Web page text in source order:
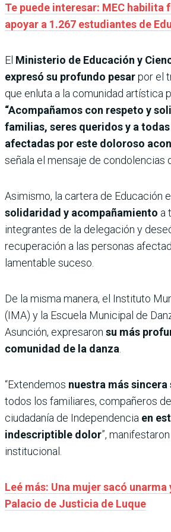
Te puede interesar: MEC habilita
apoyar a 1.267 estudiantes de
El Ministerio de Educación y
expresó su profundo pesarpor el
que enluta a la comunidad artística
“Acompañamos con respeto y
familias, seres queridos y a
afectadas por este doloroso
señala el mensaje de condolencias
Asimismo, la cartera de Educación
solidaridad y acompañamiento a
integrantes de la delegación y
recuperación a las personas
lamentable suceso.
De la misma manera, el Instituto
(IMA) y la Escuela Municipal de
Asunción, expresaron su más
comunidad de la danza
“Extendemos nuestra más
todos los familiares, compañeros
ciudadanía de Independencia en
indescriptible dolor”,
institucional.
Leé más: Una mujer sacó unarma
Palacio de Justicia de Luque